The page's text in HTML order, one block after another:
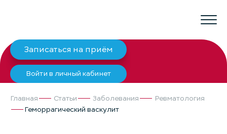
Записаться на приём
Войти в личный кабинет
Главная Статьи Заболевания
Ревматология
Геморрагический васкулит